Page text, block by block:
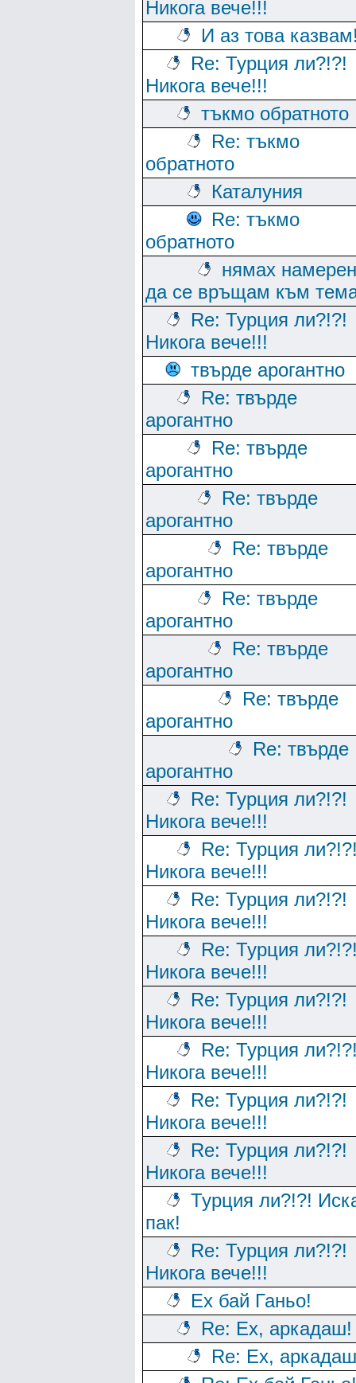
Никога вече!!!
И аз това
Re: Турция ли?!?!
Никога вече!!!
тъкмо обратното
Re: тъкмо
обратното
Каталуния
Re: тъкмо
обратното
нямах
да се връщам към
Re: Турция ли?!?!
Никога вече!!!
твърде арогантно
Re: твърде
арогантно
Re: твърде
арогантно
Re: твърде
арогантно
Re: твърде
арогантно
Re: твърде
арогантно
Re: твърде
арогантно
Re: твърде
арогантно
Re: твърде
арогантно
Re: Турция ли?!?!
Никога вече!!!
Re: Турция
Никога вече!!!
Re: Турция ли?!?!
Никога вече!!!
Re: Турция
Никога вече!!!
Re: Турция ли?!?!
Никога вече!!!
Re: Турция
Никога вече!!!
Re: Турция ли?!?!
Никога вече!!!
Re: Турция ли?!?!
Никога вече!!!
Турция ли?!?!
пак!
Re: Турция ли?!?!
Никога вече!!!
Ех бай Ганьо!
Re: Ех, аркадаш!
Re: Ех,